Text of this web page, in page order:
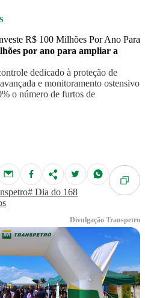
R$ 100 Milhões Por Ano
por ano para ampliar a
dedicado à proteção de
e monitoramento ostensivo
o número de furtos de
# Dia do 168
Divulgação Transpetro